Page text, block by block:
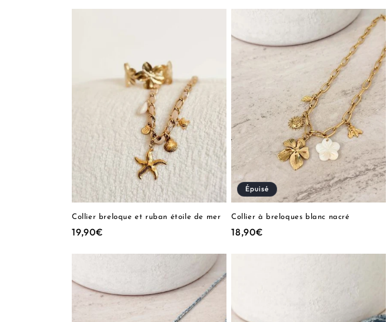
Collier breloque et ruban étoile de mer
Prix
19,90€
Épuisé
Collier à breloques blanc nacré
Prix
18,90€